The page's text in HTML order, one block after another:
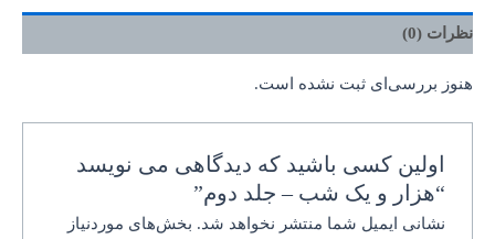
نظرات (0)
هنوز بررسی‌ای ثبت نشده است.
اولین کسی باشید که دیدگاهی می نویسد
“هزار و یک شب – جلد دوم”
نشانی ایمیل شما منتشر نخواهد شد. بخش‌های موردنیاز